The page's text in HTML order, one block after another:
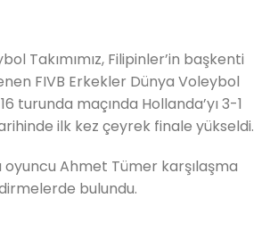
Takımımız, Filipinler’in başkenti
FIVB Erkekler Dünya Voleybol
turunda maçında Hollanda’yı 3-1
ilk kez çeyrek finale yükseldi.
Ahmet Tümer karşılaşma
bulundu.